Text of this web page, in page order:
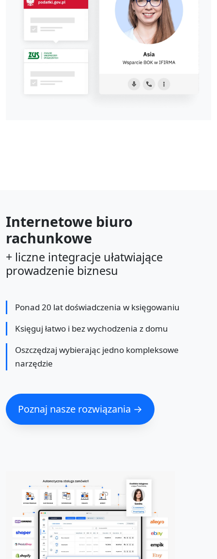
Internetowe biuro
rachunkowe
+ liczne integracje ułatwiające
prowadzenie biznesu
Ponad 20 lat doświadczenia w księgowaniu
Księguj łatwo i bez wychodzenia z domu
Oszczędzaj wybierając jedno kompleksowe
narzędzie
Poznaj nasze rozwiązania →